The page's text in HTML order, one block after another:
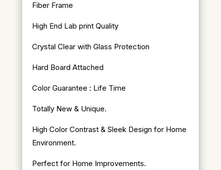
Fiber Frame
High End Lab print Quality
Crystal Clear with Glass Protection
Hard Board Attached
Color Guarantee : Life Time
Totally New & Unique.
High Color Contrast & Sleek Design for Home
Environment.
Perfect for Home Improvements.